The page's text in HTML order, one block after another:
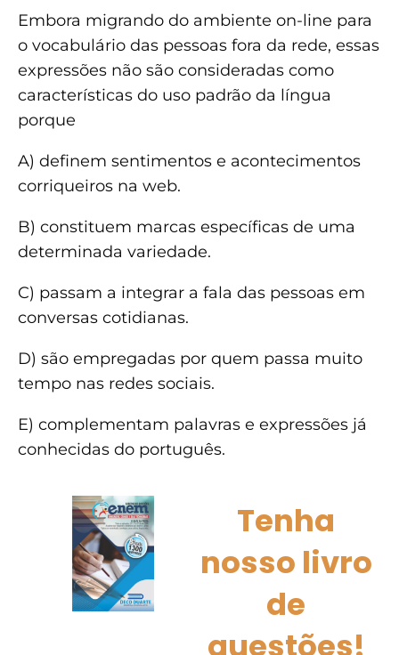
Embora migrando do ambiente on-line para
o vocabulário das pessoas fora da rede, essas
expressões não são consideradas como
características do uso padrão da língua
porque
A) definem sentimentos e acontecimentos
corriqueiros na web.
B) constituem marcas específicas de uma
determinada variedade.
C) passam a integrar a fala das pessoas em
conversas cotidianas.
D) são empregadas por quem passa muito
tempo nas redes sociais.
E) complementam palavras e expressões já
conhecidas do português.
Tenha
nosso livro
de
questões!